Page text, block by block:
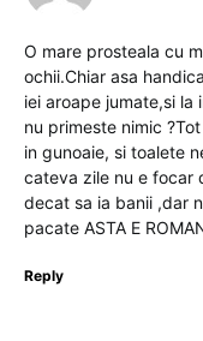
O mare prosteala cu
ochii.Chiar asa
iei aroape jumate,si la
nu primeste nimic
in gunoaie, si toalete
cateva zile nu e focar
decat sa ia banii ,dar
pacate ASTA E
Reply